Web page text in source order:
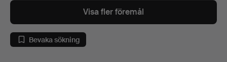
Visa fler föremål
Bevaka sökning